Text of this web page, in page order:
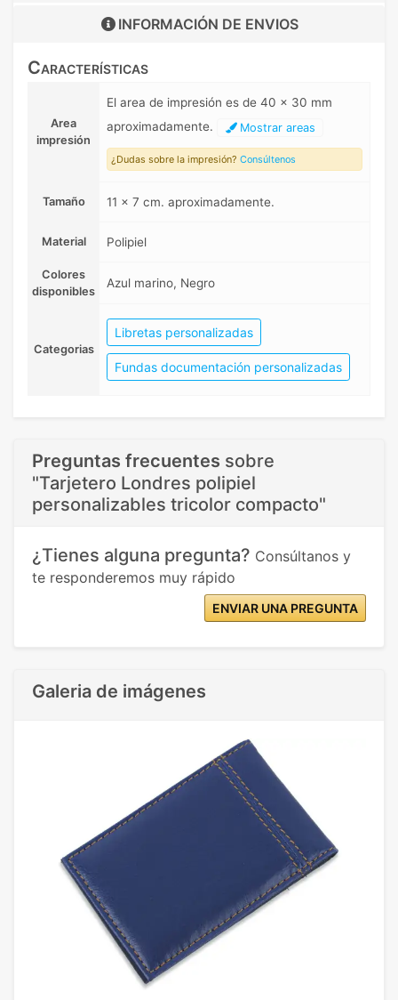
INFORMACIÓN DE ENVIOS
Características
Area
impresión
El area de impresión es de 40 x 30 mm
aproximadamente.
Mostrar areas
¿Dudas sobre la impresión? Consúltenos
Tamaño 11 x 7 cm. aproximadamente.
Material Polipiel
Colores
disponibles
Azul marino, Negro
Categorias
Libretas personalizadas
Fundas documentación personalizadas
Preguntas frecuentes sobre
"Tarjetero Londres polipiel
personalizables tricolor compacto"
¿Tienes alguna pregunta? Consúltanos y
te responderemos muy rápido
ENVIAR UNA PREGUNTA
Galeria de imágenes